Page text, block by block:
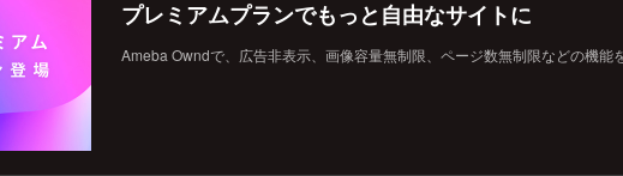
プレミアムプランでもっと自由なサイトに
Ameba Owndで、広告非表示、画像容量無制限、ページ数無制限などの機能